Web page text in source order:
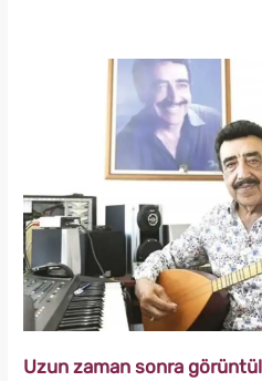
Uzun zaman sonra